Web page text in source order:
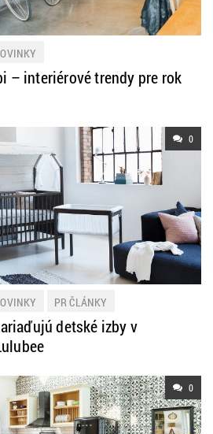
– interiérové trendy pre rok
0
detské izby v
PR ČLÁNKY
0